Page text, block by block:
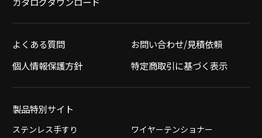
よくある質問
お問い合わせ/見積依頼
個人情報保護方針
特定商取引に基づく表示
製品特別サイト
ステンレス手すり
ワイヤーテンショナー